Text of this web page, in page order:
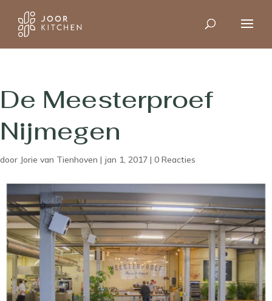
De Meesterproef
Nijmegen
door Jorie van Tienhoven | jan 1, 2017 | 0 Reacties